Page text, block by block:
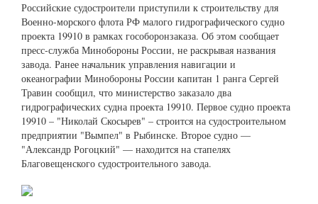
Российские судостроители приступили к строительству для
Военно-морского флота РФ малого гидрографического судно
проекта 19910 в рамках гособоронзаказа. Об этом сообщает
пресс-служба Минобороны России, не раскрывая названия
завода. Ранее начальник управления навигации и
океанографии Минобороны России капитан 1 ранга Сергей
Травин сообщил, что министерство заказало два
гидрографических судна проекта 19910. Первое судно проекта
19910 – "Николай Скосырев" – строится на судостроительном
предприятии "Вымпел" в Рыбинске. Второе судно —
"Александр Рогоцкий" — находится на стапелях
Благовещенского судостроительного завода.